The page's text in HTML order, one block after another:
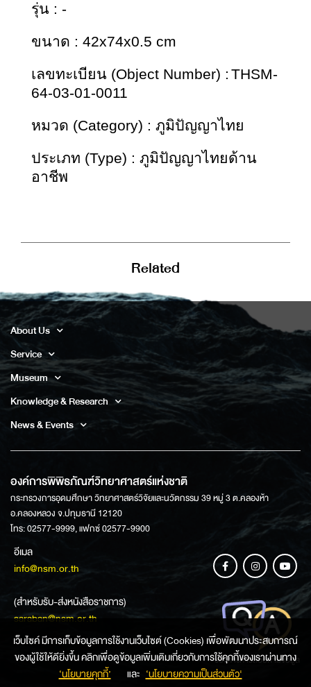
รุ่น : -
ขนาด : 42x74x0.5 cm
เลขทะเบียน (Object Number) : THSM-
64-03-01-0011
หมวด (Category) : ภูมิปัญญาไทย
ประเภท (Type) : ภูมิปัญญาไทยด้าน
อาชีพ
Related
About Us
Service
Museum
Knowledge & Research
News & Events
องค์การพิพิธภัณฑ์วิทยาศาสตร์แห่งชาติ
กระทรวงการอุดมศึกษา วิทยาศาสตร์วิจัยและนวัตกรรม 39 หมู่ 3 ต.คลองห้า
อ.คลองหลวง จ.ปทุมธานี 12120
โทร: 02577-9999, แฟกซ์ 02577-9900
อีเมล
info@nsm.or.th
(สำหรับรับ-ส่งหนังสือราชการ)
saraban@nsm.or.th
ช่องทางการสอบถามข้อมูล
เว็บไซค์ มีการเก็บข้อมูลการใช้งานเว็บไซต์ (Cookies) เพื่อพัฒนาประสบการณ์
ของผู้ใช้ให้ดียิ่งขึ้น คลิกเพื่อดูข้อมูลเพิ่มเติมเกี่ยวกับการใช้คุกกี้ของเราผ่านทาง
‘นโยบายคุกกี้’
และ ‘นโยบายความเป็นส่วนตัว'